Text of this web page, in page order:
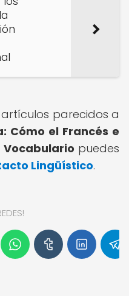
parecidos a
Cómo el Francés e
Vocabulario puedes
Lingüístico.